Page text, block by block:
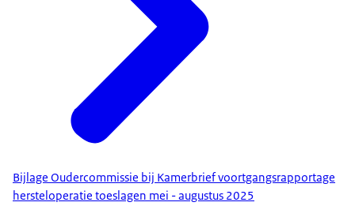
Bijlage Oudercommissie bij Kamerbrief voortgangsrapportage
hersteloperatie toeslagen mei - augustus 2025